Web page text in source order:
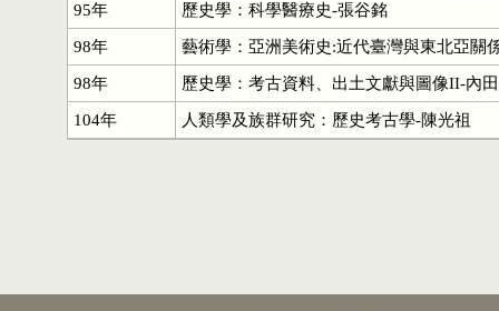
95年 歷史學：科學醫療史-張谷銘
98年 藝術學：亞洲美術史:近代臺灣與東北亞關
98年 歷史學：考古資料、出土文獻與圖像II-內
104年 人類學及族群研究：歷史考古學-陳光祖